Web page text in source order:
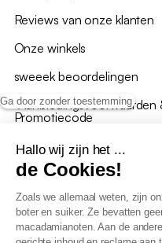
Ga door zonder toestemming
Hallo wij zijn het ...
de Cookies!
Zoals we allemaal weten, zijn
boter en suiker. Ze bevatten
macadamianoten. Aan de
Reviews van onze klanten
Onze winkels
sweeek beoordelingen
*Aanbiedingsvoorwaarden
Promotiecode
Algemene
AV